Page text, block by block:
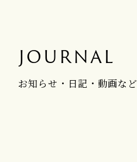
JOURNAL
お知らせ・日記・動画など